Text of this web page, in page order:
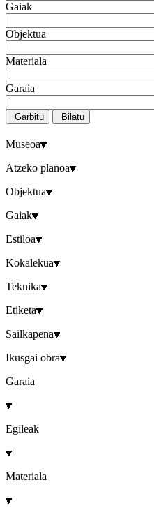
Gaiak
Objektua
Materiala
Garaia
Garbitu Bilatu
Museoa
Atzeko planoa
Objektua
Gaiak
Estiloa
Kokalekua
Teknika
Etiketa
Sailkapena
Ikusgai obra
Garaia
Egileak
Materiala